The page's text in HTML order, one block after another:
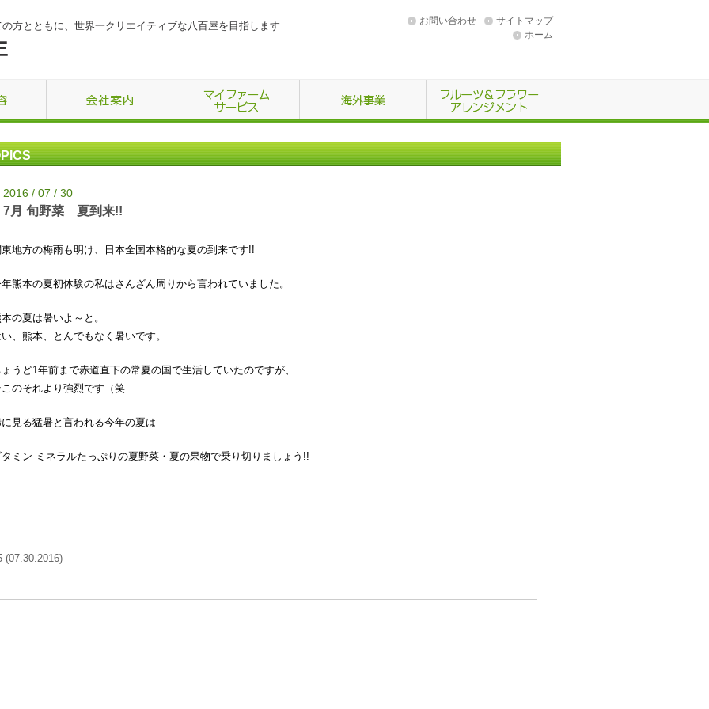
方とともに、世界一クリエイティブな八百屋を目指します サイトマップ
お問い合わせ
ホーム
2016 / 07 / 30
7月 旬野菜 夏到来!!
地方の梅雨も明け、日本全国本格的な夏の到来です!!
熊本の夏初体験の私はさんざん周りから言われていました。
の夏は暑いよ～と。
、熊本、とんでもなく暑いです。
うど1年前まで赤道直下の常夏の国で生活していたのですが、
のそれより強烈です（笑
見る猛暑と言われる今年の夏は
ミン ミネラルたっぷりの夏野菜・夏の果物で乗り切りましょう!!
(07.30.2016)